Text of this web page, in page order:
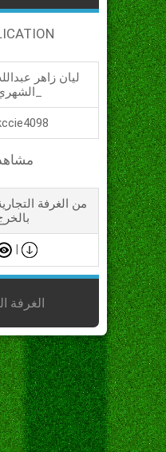
ليان زاهر
من الغرفة
الغرفة